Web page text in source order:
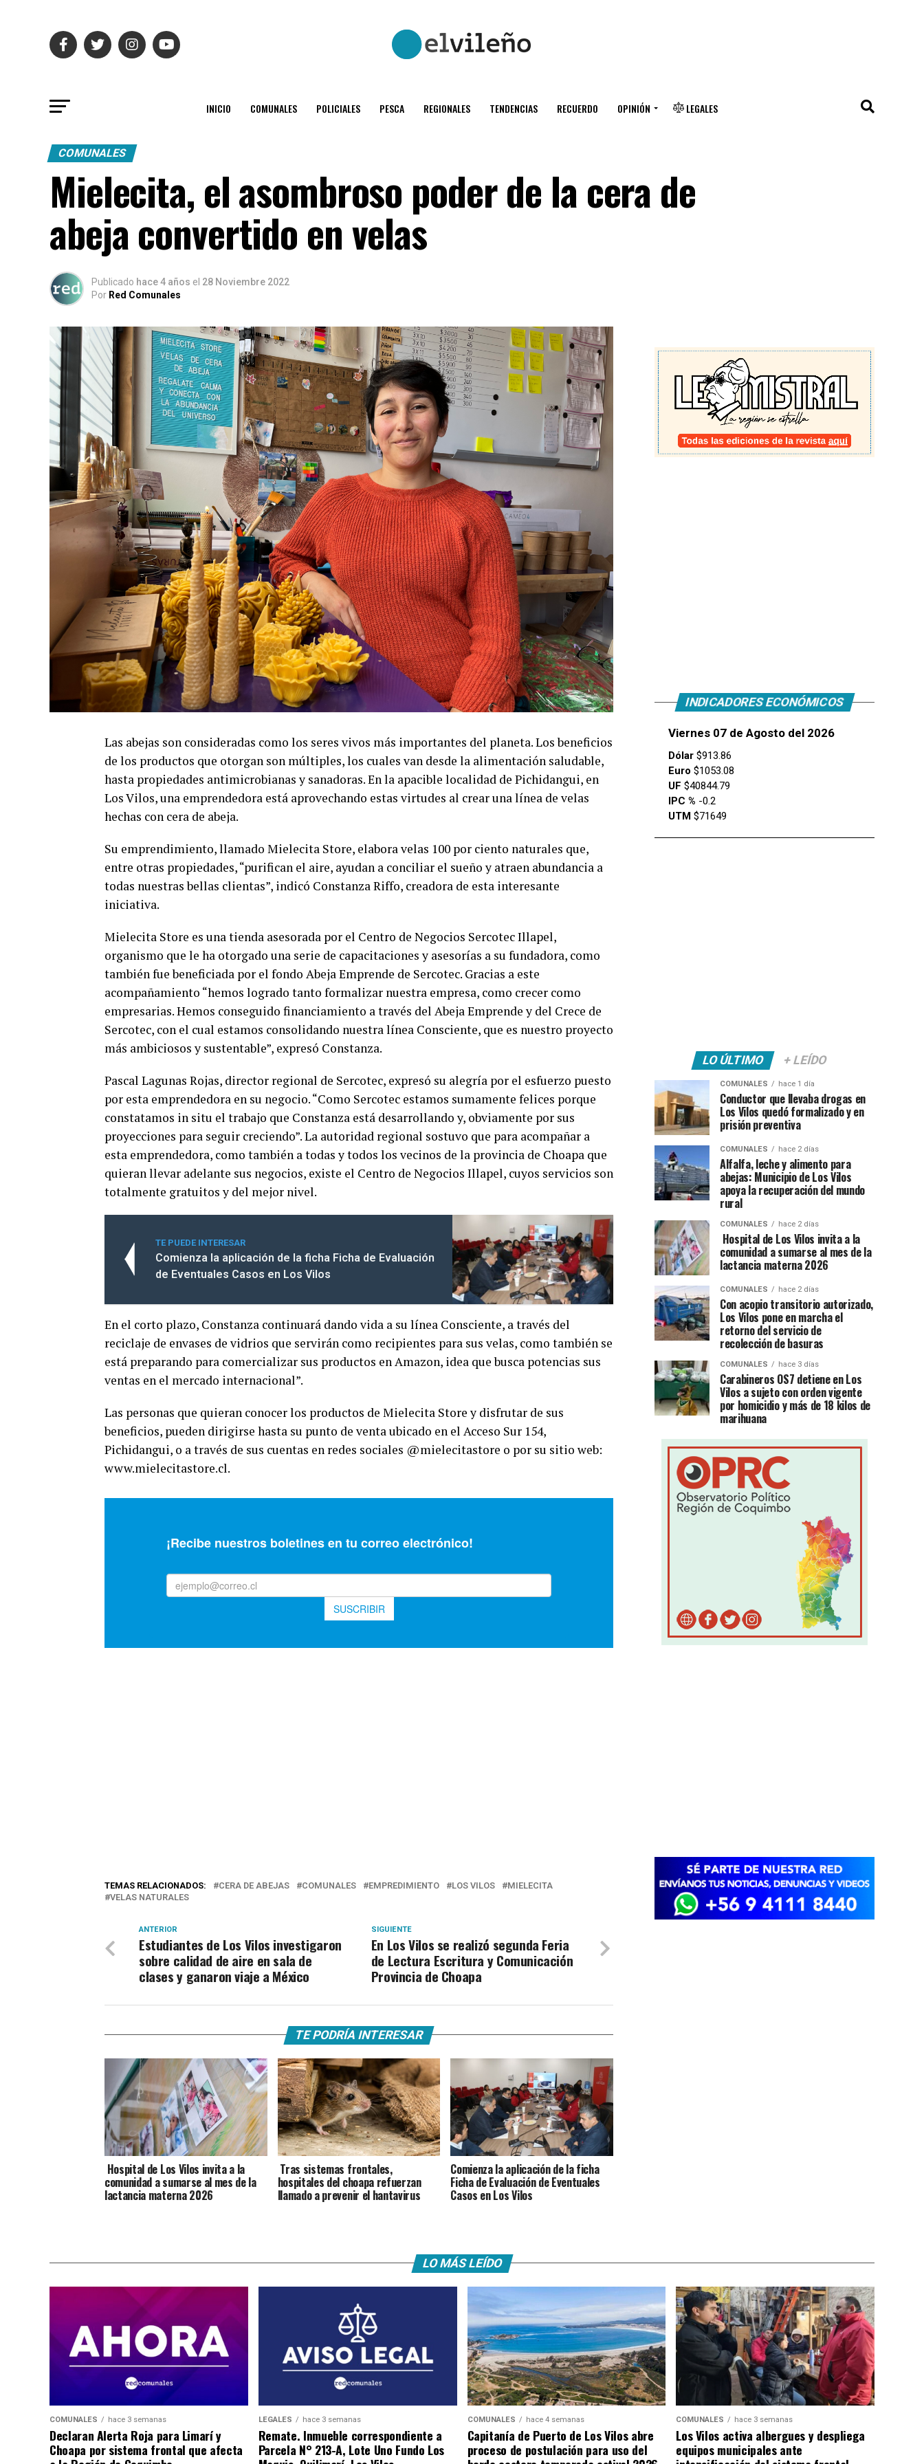
INICIO COMUNALES POLICIALES PESCA REGIONALES TENDENCIAS RECUERDO OPINIÓN LEGALES
COMUNALES
Mielecita, el asombroso poder de la cera de
abeja convertido en velas
Publicado hace 4 años el 28 Noviembre 2022
Por Red Comunales
Las abejas son consideradas como los seres vivos más importantes del planeta. Los beneficios
de los productos que otorgan son múltiples, los cuales van desde la alimentación saludable,
hasta propiedades antimicrobianas y sanadoras. En la apacible localidad de Pichidangui, en
Los Vilos, una emprendedora está aprovechando estas virtudes al crear una línea de velas
hechas con cera de abeja.
Su emprendimiento, llamado Mielecita Store, elabora velas 100 por ciento naturales que,
entre otras propiedades, “purifican el aire, ayudan a conciliar el sueño y atraen abundancia a
todas nuestras bellas clientas”, indicó Constanza Riffo, creadora de esta interesante
iniciativa.
Mielecita Store es una tienda asesorada por el Centro de Negocios Sercotec Illapel,
organismo que le ha otorgado una serie de capacitaciones y asesorías a su fundadora, como
también fue beneficiada por el fondo Abeja Emprende de Sercotec. Gracias a este
acompañamiento “hemos logrado tanto formalizar nuestra empresa, como crecer como
empresarias. Hemos conseguido financiamiento a través del Abeja Emprende y del Crece de
Sercotec, con el cual estamos consolidando nuestra línea Consciente, que es nuestro proyecto
más ambiciosos y sustentable”, expresó Constanza.
Pascal Lagunas Rojas, director regional de Sercotec, expresó su alegría por el esfuerzo puesto
por esta emprendedora en su negocio. “Como Sercotec estamos sumamente felices porque
constatamos in situ el trabajo que Constanza está desarrollando y, obviamente por sus
proyecciones para seguir creciendo”. La autoridad regional sostuvo que para acompañar a
esta emprendedora, como también a todas y todos los vecinos de la provincia de Choapa que
quieran llevar adelante sus negocios, existe el Centro de Negocios Illapel, cuyos servicios son
totalmente gratuitos y del mejor nivel.
TE PUEDE INTERESAR
Comienza la aplicación de la ficha Ficha de Evaluación
de Eventuales Casos en Los Vilos
En el corto plazo, Constanza continuará dando vida a su línea Consciente, a través del
reciclaje de envases de vidrios que servirán como recipientes para sus velas, como también se
está preparando para comercializar sus productos en Amazon, idea que busca potencias sus
ventas en el mercado internacional”.
Las personas que quieran conocer los productos de Mielecita Store y disfrutar de sus
beneficios, pueden dirigirse hasta su punto de venta ubicado en el Acceso Sur 154,
Pichidangui, o a través de sus cuentas en redes sociales @mielecitastore o por su sitio web:
www.mielecitastore.cl.
TEMAS RELACIONADOS: CERA DE ABEJAS COMUNALES EMPREDIMIENTO LOS VILOS
MIELECITA
VELAS NATURALES
SIGUIENTE
En Los Vilos se realizó segunda Feria
de Lectura Escritura y Comunicación
Provincia de Choapa
ANTERIOR
Estudiantes de Los Vilos investigaron
sobre calidad de aire en sala de
clases y ganaron viaje a México
TE PODRÍA INTERESAR
Hospital de Los Vilos invita a la
comunidad a sumarse al mes de la
lactancia materna 2026
Tras sistemas frontales,
hospitales del choapa refuerzan
llamado a prevenir el hantavirus
Comienza la aplicación de la ficha
Ficha de Evaluación de Eventuales
Casos en Los Vilos
INDICADORES ECONÓMICOS
Viernes 07 de Agosto del 2026
Dólar $913.86
Euro $1053.08
UF $40844.79
IPC % -0.2
UTM $71649
LO ÚLTIMO + LEÍDO
COMUNALES hace 1 día
Conductor que llevaba drogas en
Los Vilos quedó formalizado y en
prisión preventiva
COMUNALES hace 2 días
Alfalfa, leche y alimento para
abejas: Municipio de Los Vilos
apoya la recuperación del mundo
rural
COMUNALES hace 2 días
Hospital de Los Vilos invita a la
comunidad a sumarse al mes de la
lactancia materna 2026
COMUNALES hace 2 días
Con acopio transitorio autorizado,
Los Vilos pone en marcha el
retorno del servicio de
recolección de basuras
COMUNALES hace 3 días
Carabineros OS7 detiene en Los
Vilos a sujeto con orden vigente
por homicidio y más de 18 kilos de
marihuana
LO MÁS LEÍDO
COMUNALES hace 3 semanas
Declaran Alerta Roja para Limarí y
Choapa por sistema frontal que afecta
LEGALES hace 3 semanas
Remate. Inmueble correspondiente a
Parcela N° 213-A, Lote Uno Fundo Los
COMUNALES hace 4 semanas
Capitanía de Puerto de Los Vilos abre
proceso de postulación para uso del
COMUNALES hace 3 semanas
Los Vilos activa albergues y despliega
equipos municipales ante